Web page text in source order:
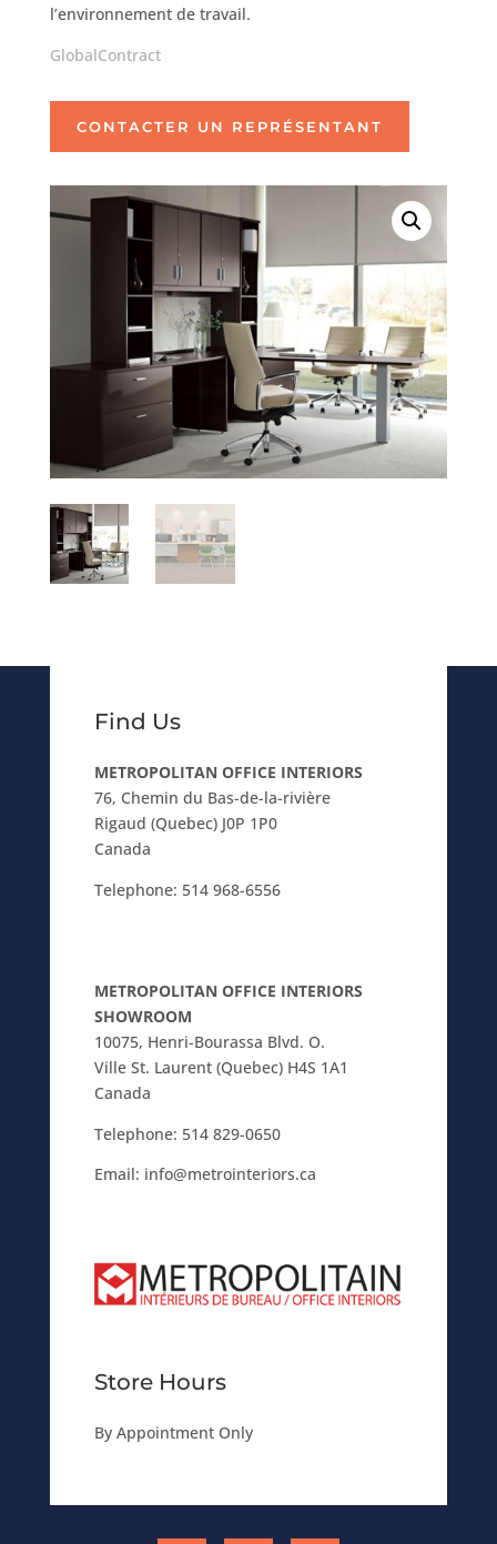
l’environnement de travail.
GlobalContract
CONTACTER UN REPRÉSENTANT
Find Us
METROPOLITAN OFFICE INTERIORS
76, Chemin du Bas-de-la-rivière
Rigaud (Quebec) J0P 1P0
Canada
Telephone: 514 968-6556
METROPOLITAN OFFICE INTERIORS
SHOWROOM
10075, Henri-Bourassa Blvd. O.
Ville St. Laurent (Quebec) H4S 1A1
Canada
Telephone: 514 829-0650
Email: info@metrointeriors.ca
Store Hours
By Appointment Only